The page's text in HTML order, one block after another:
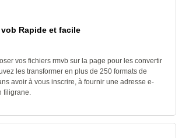
vob Rapide et facile
vos fichiers rmvb sur la page pour les convertir
les transformer en plus de 250 formats de
avoir à vous inscrire, à fournir une adresse e-
filigrane.